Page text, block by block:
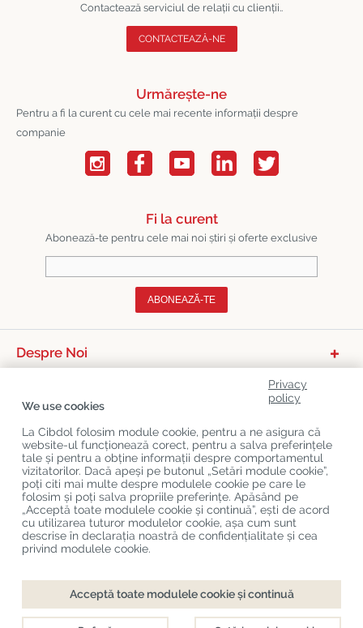
Adaugă în coș Finalizare comandă
Disponibil direct
Contactează serviciul de relații cu clienții..
CONTACTEAZĂ-NE
Urmărește-ne
Pentru a fi la curent cu cele mai recente informații despre
companie
Fi la curent
Abonează-te pentru cele mai noi știri și oferte exclusive
ABONEAZĂ-TE
Despre Noi
Serviciu Relații Cu Clienții
Ultimele Postări Pe Blog
Privacy
policy
We use cookies
La Cibdol folosim module cookie, pentru a ne asigura că
website-ul funcționează corect, pentru a salva preferințele
tale și pentru a obține informații despre comportamentul
vizitatorilor. Dacă apeși pe butonul „Setări module cookie”,
poți citi mai multe despre modulele cookie pe care le
folosim și poți salva propriile preferințe. Apăsând pe
„Acceptă toate modulele cookie și continuă”, ești de acord
cu utilizarea tuturor modulelor cookie, așa cum sunt
descrise în declarația noastră de confidențialitate și cea
privind modulele cookie.
Acceptă toate modulele cookie și continuă
Copyright©CibdolLast updated 06-08-2026
Cibdol bv, Handelsweg 1a, 5492NL Sint-Oedenrode, the Netherlands
KvK: 76495035 VAT: NL860644923B01